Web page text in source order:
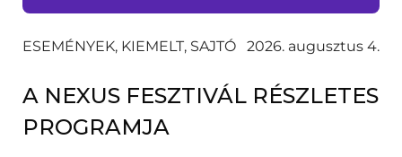
ESEMÉNYEK, KIEMELT, SAJTÓ 2026. augusztus 4.
A NEXUS FESZTIVÁL RÉSZLETES
PROGRAMJA